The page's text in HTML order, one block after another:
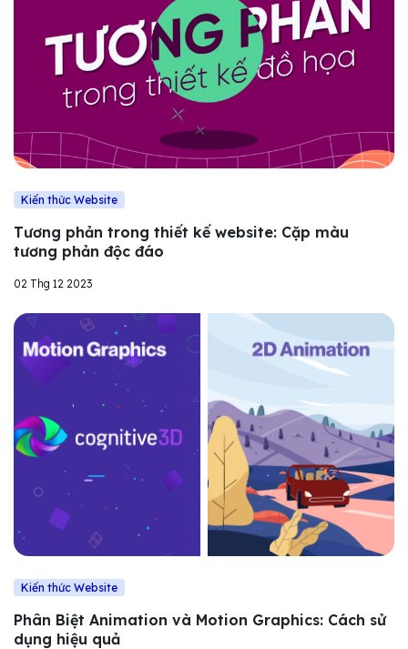
Kiến thức Website
Tương phản trong thiết kế website: Cặp màu
tương phản độc đáo
02 Thg 12 2023
Kiến thức Website
Phân Biệt Animation và Motion Graphics: Cách sử
dụng hiệu quả